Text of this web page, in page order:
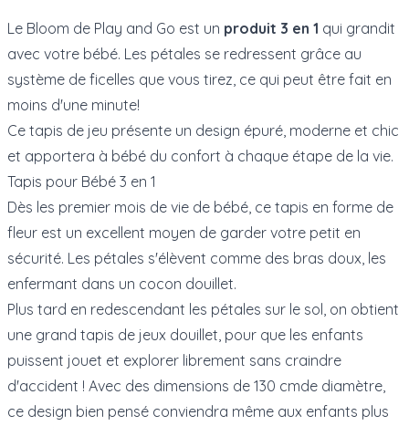
Le Bloom de Play and Go est un produit 3 en 1 qui grandit
avec votre bébé. Les pétales se redressent grâce au
système de ficelles que vous tirez, ce qui peut être fait en
moins d'une minute!
Ce tapis de jeu présente un design épuré, moderne et chic
et apportera à bébé du confort à chaque étape de la vie.
Tapis pour Bébé 3 en 1
Dès les premier mois de vie de bébé, ce tapis en forme de
fleur est un excellent moyen de garder votre petit en
sécurité. Les pétales s'élèvent comme des bras doux, les
enfermant dans un cocon douillet.
Plus tard en redescendant les pétales sur le sol, on obtient
une grand tapis de jeux douillet, pour que les enfants
puissent jouet et explorer librement sans craindre
d'accident ! Avec des dimensions de 130 cmde diamètre,
ce design bien pensé conviendra même aux enfants plus